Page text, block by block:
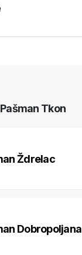
Tkon
Ždrelac
Dobropoljana